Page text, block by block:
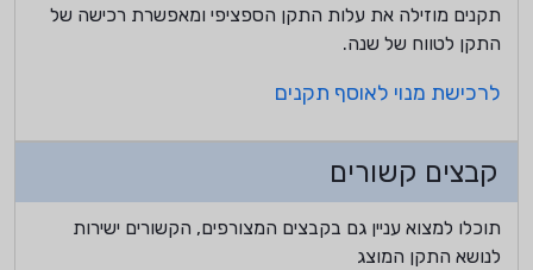
תקנים מוזילה את עלות התקן הספציפי ומאפשרת רכישה של
התקן לטווח של שנה.
לרכישת מנוי לאוסף תקנים
קבצים קשורים
תוכלו למצוא עניין גם בקבצים המצורפים, הקשורים ישירות
לנושא התקן המוצג